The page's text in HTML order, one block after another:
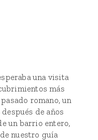
una visita
más
romano, un
de años
un barrio entero,
nuestro guía